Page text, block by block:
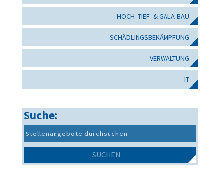
HOCH- TIEF- & GALA-BAU
SCHÄDLINGSBEKÄMPFUNG
VERWALTUNG
IT
Suche: